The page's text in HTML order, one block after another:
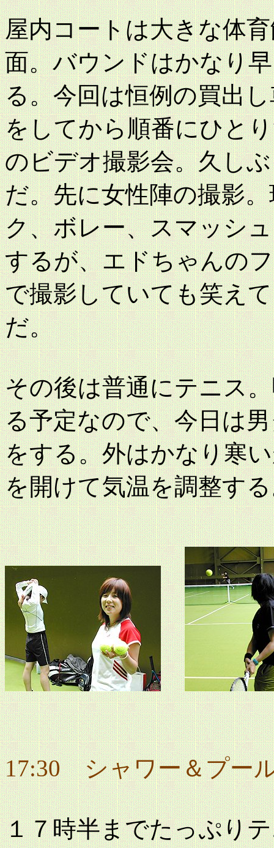
屋内コートは大きな体
面。バウンドはかなり
る。今回は恒例の買出
をしてから順番にひと
のビデオ撮影会。久し
だ。先に女性陣の撮影
ク、ボレー、スマッシ
するが、エドちゃんの
で撮影していても笑え
だ。
その後は普通にテニス
る予定なので、今日は
をする。外はかなり寒
を開けて気温を調整す
17:30シャワー＆プー
１７時半までたっぷり